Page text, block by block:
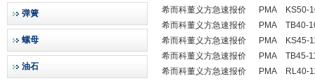
弹簧
螺母
油石
希而科董义方急速报价 PMA KS50-
希而科董义方急速报价 PMA TB40-
希而科董义方急速报价 PMA KS45-
希而科董义方急速报价 PMA TB45-
希而科董义方急速报价 PMA RL40-